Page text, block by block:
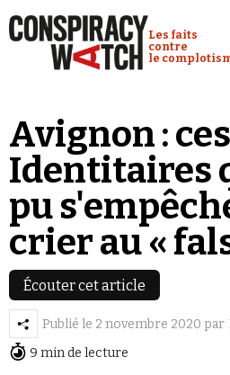
Conspiracy
Les faits
contre
le
Analyses
Conspipédia
Vidéos
Émissions
Revues de
Newsletter
Avignon : ces
Identitaires
pu
crier au «
Écouter cet article
Publié le 2 novembre 2020 par
9 min de lecture